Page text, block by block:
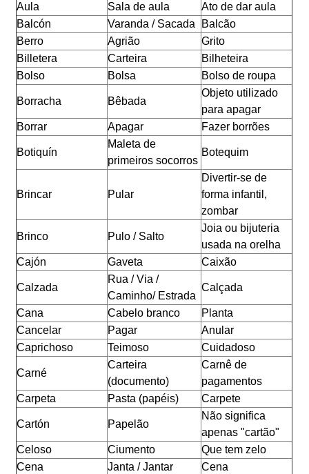
Aula
Sala de aula
Ato de dar aula
Balcón
Varanda / Sacada
Balcão
Berro
Agrião
Grito
Billetera
Carteira
Bilheteira
Bolso
Bolsa Bolso de roupa
Borracha Bêbada
Objeto utilizado
para apagar
Borrar
Apagar Fazer borrões
Botiquín
Maleta de
primeiros socorros
Botequim
Brincar Pular
Divertir-se de
forma infantil,
zombar
Brinco Pulo / Salto
Joia ou bijuteria
usada na orelha
Cajón
Gaveta Caixão
Calzada
Rua / Via /
Caminho/ Estrada
Calçada
Cana Cabelo branco
Planta
Cancelar
Pagar
Anular
Caprichoso
Teimoso Cuidadoso
Carné
Carteira
(documento)
Carnê de
pagamentos
Carpeta
Pasta (papéis) Carpete
Cartón Papelão
Não significa
apenas "cartão"
Celoso
Ciumento
Que tem zelo
Cena
Janta / Jantar Cena